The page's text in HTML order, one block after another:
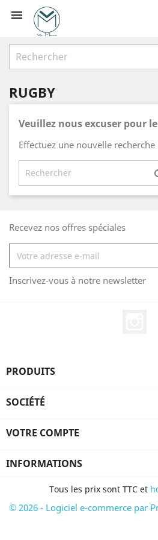

RUGBY
Veuillez nous excuser pour
Effectuez une nouvelle recherche
Recevez nos offres spéciales
Inscrivez-vous à notre newsletter
PRODUITS
SOCIÉTÉ
VOTRE COMPTE
INFORMATIONS
Tous les prix sont TTC et
© 2026 - Logiciel e-commerce par